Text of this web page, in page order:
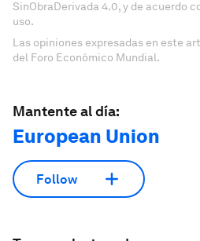
SinObraDerivada 4.0, y de acuerdo
uso.
Las opiniones expresadas en este
del Foro Económico Mundial.
Mantente al día:
European Union
Follow